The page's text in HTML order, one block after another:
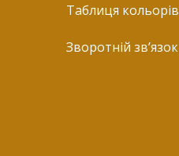
Таблиця кольорів
Зворотній зв’язок